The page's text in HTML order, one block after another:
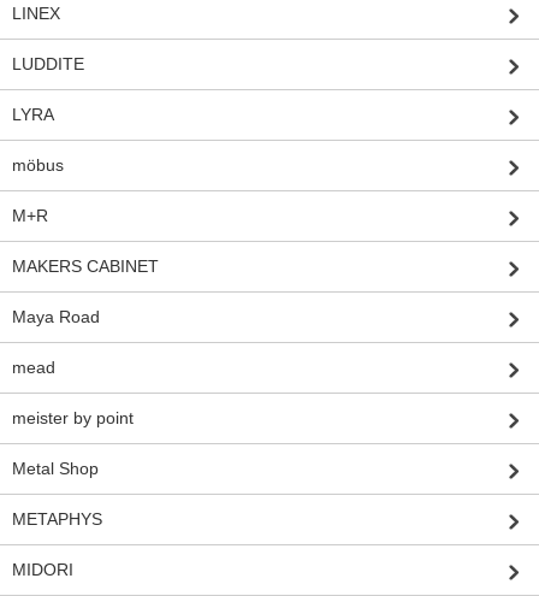
LINEX
LUDDITE
LYRA
möbus
M+R
MAKERS CABINET
Maya Road
mead
meister by point
Metal Shop
METAPHYS
MIDORI